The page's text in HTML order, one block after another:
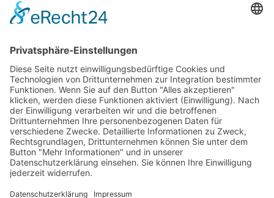
Büroleitung Deutschland
Expertin für Australien & Neuseeland
dreamaroo
David
david@dreamaroo.com
+61 (0) 498 485 597
Büroleitung Australien
Expert für Australien & Neuseeland
dreamaroo